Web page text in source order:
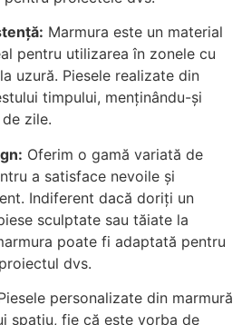
Marmura este un material
pentru utilizarea în zonele cu
uzură. Piesele realizate din
timpului, menținându-și
zile.
Oferim o gamă variată de
a satisface nevoile și
Indiferent dacă doriți un
sculptate sau tăiate la
poate fi adaptată pentru
dvs.
personalizate din marmură
spațiu, fie că este vorba de